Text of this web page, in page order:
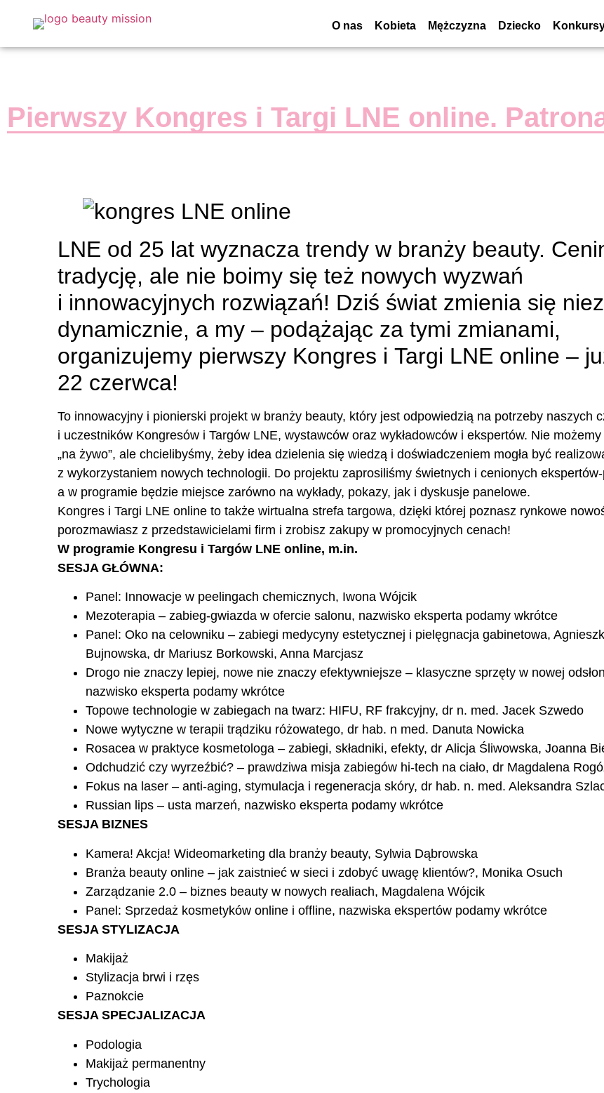
O nas Kobieta Mężczyzna Dziecko
Pierwszy Kongres i Targi LNE online.
LNE od 25 lat wyznacza trendy w branży beauty.
tradycję, ale nie boimy się też nowych wyzwań
i innowacyjnych rozwiązań! Dziś świat zmienia się
dynamicznie, a my – podążając za tymi zmianami,
organizujemy pierwszy Kongres i Targi LNE online –
22 czerwca!
To innowacyjny i pionierski projekt w branży beauty, który jest odpowiedzią na potrzeby naszych
i uczestników Kongresów i Targów LNE, wystawców oraz wykładowców i ekspertów. Nie
„na żywo”, ale chcielibyśmy, żeby idea dzielenia się wiedzą i doświadczeniem mogła być
z wykorzystaniem nowych technologii. Do projektu zaprosiliśmy świetnych i cenionych
a w programie będzie miejsce zarówno na wykłady, pokazy, jak i dyskusje panelowe.
Kongres i Targi LNE online to także wirtualna strefa targowa, dzięki której poznasz rynkowe
porozmawiasz z przedstawicielami firm i zrobisz zakupy w promocyjnych cenach!
W programie Kongresu i Targów LNE online, m.in.
SESJA GŁÓWNA:
Panel: Innowacje w peelingach chemicznych, Iwona Wójcik
Mezoterapia – zabieg-gwiazda w ofercie salonu, nazwisko eksperta podamy wkrótce
Panel: Oko na celowniku – zabiegi medycyny estetycznej i pielęgnacja gabinetowa,
Bujnowska, dr Mariusz Borkowski, Anna Marcjasz
Drogo nie znaczy lepiej, nowe nie znaczy efektywniejsze – klasyczne sprzęty w nowej
nazwisko eksperta podamy wkrótce
Topowe technologie w zabiegach na twarz: HIFU, RF frakcyjny, dr n. med. Jacek Szwedo
Nowe wytyczne w terapii trądziku różowatego, dr hab. n med. Danuta Nowicka
Rosacea w praktyce kosmetologa – zabiegi, składniki, efekty, dr Alicja Śliwowska, Joanna
Odchudzić czy wyrzeźbić? – prawdziwa misja zabiegów hi-tech na ciało, dr Magdalena
Fokus na laser – anti-aging, stymulacja i regeneracja skóry, dr hab. n. med. Aleksandra
Russian lips – usta marzeń, nazwisko eksperta podamy wkrótce
SESJA BIZNES
Kamera! Akcja! Wideomarketing dla branży beauty, Sylwia Dąbrowska
Branża beauty online – jak zaistnieć w sieci i zdobyć uwagę klientów?, Monika Osuch
Zarządzanie 2.0 – biznes beauty w nowych realiach, Magdalena Wójcik
Panel: Sprzedaż kosmetyków online i offline, nazwiska ekspertów podamy wkrótce
SESJA STYLIZACJA
Makijaż
Stylizacja brwi i rzęs
Paznokcie
SESJA SPECJALIZACJA
Podologia
Makijaż permanentny
Trychologia